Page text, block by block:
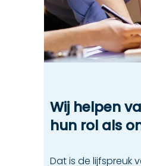
Wij helpen
hun rol als
Dat is de lijfspreuk